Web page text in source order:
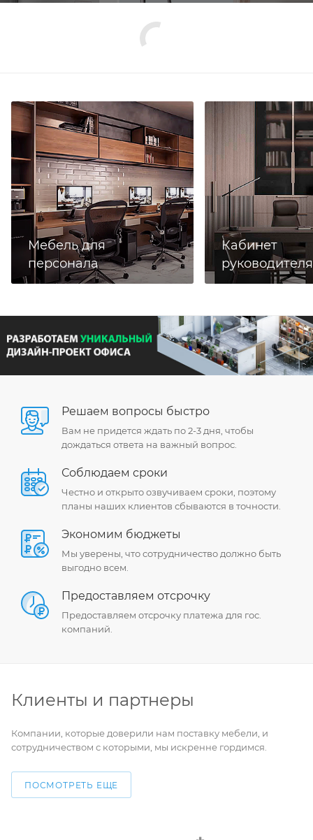
Мебель для
персонала
Кабинет
руководителя
Решаем вопросы быстро
Вам не придется ждать по 2-3 дня, чтобы
дождаться ответа на важный вопрос.
Соблюдаем сроки
Честно и открыто озвучиваем сроки, поэтому
планы наших клиентов сбываются в точности.
Экономим бюджеты
Мы уверены, что сотрудничество должно быть
выгодно всем.
Предоставляем отсрочку
Предоставляем отсрочку платежа для гос.
компаний.
Клиенты и партнеры
Компании, которые доверили нам поставку мебели, и
сотрудничеством с которыми, мы искренне гордимся.
ПОСМОТРЕТЬ ЕЩЕ